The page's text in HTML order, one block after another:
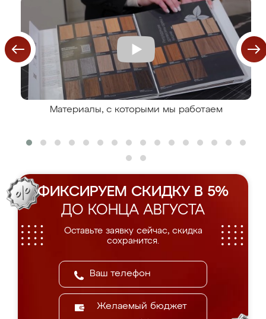
Материалы, с которыми мы работаем
ФИКСИРУЕМ СКИДКУ В 5%
ДО КОНЦА АВГУСТА
Оставьте заявку сейчас, скидка
сохранится.
Желаемый бюджет